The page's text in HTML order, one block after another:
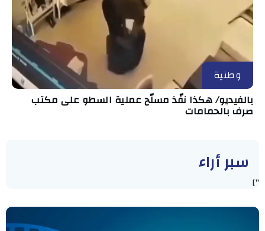
وطنية
بالفيديو/ هكذا نفّذ مسلّح عملية السطو على مكتب
صرف بالحمامات
سبر أراء
"]